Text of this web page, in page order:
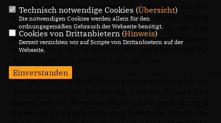
Gesucht werden Einrichtungen und Initiativen, die sich
kontinuierlich für gute Qualität in der frühen Bildung
einsetzen und dabei das Kind in den Mittelpunkt ihrer
Arbeit stellen. Zudem spielen Mitwirkungsmöglichkeiten
von Kindern und Eltern sowie die Zusammenarbeit mit
Der Deutsche Kita-Preis ist eine gemeinsame Initiative des
Technisch notwendige Cookies (Übersicht)
Die notwendigen Cookies werden allein für den
ordnungsgemäßen Gebrauch der Webseite benötigt.
Cookies von Drittanbietern (Hinweis)
Derzeit verzichten wir auf Scripte von Drittanbietern auf der
Webseite.
Einverstanden